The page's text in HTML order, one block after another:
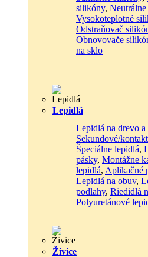
silikóny,
Vysokoteplotné
Odstraňovač
Obnovovače
na sklo
Lepidlá
Lepidlá na drevo a
Sekundové/
Špeciálne lepidlá,
pásky, Montážne
lepidlá, Aplikačné
Lepidlá na obuv,
podlahy, Riedidlá
Polyuretánové
Živice